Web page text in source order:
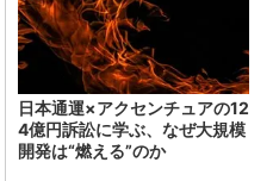
日本通運×アクセンチュアの12
4億円訴訟に学ぶ、なぜ大規模
開発は“燃える”のか